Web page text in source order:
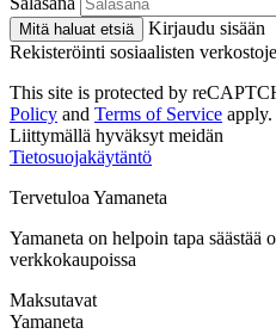
Mitä haluat etsiä
Kirjaudu sisään
Rekisteröinti sosiaalisten
This site is protected by
Policy and Terms of Service apply.
Liittymällä hyväksyt meidän
Tietosuojakäytäntö
Tervetuloa Yamaneta
Yamaneta on helpoin tapa säästää
verkkokaupoissa
Maksutavat
Yamaneta